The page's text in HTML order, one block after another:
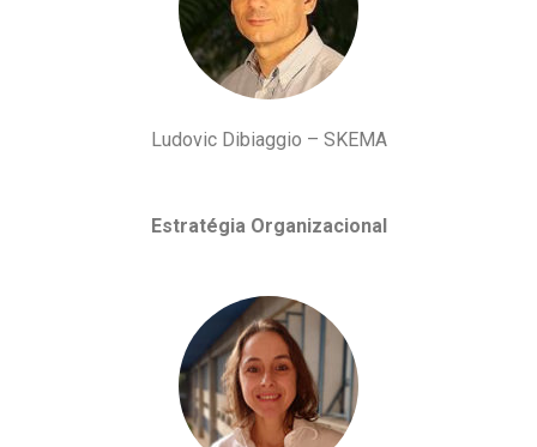
Ludovic Dibiaggio – SKEMA
Estratégia Organizacional